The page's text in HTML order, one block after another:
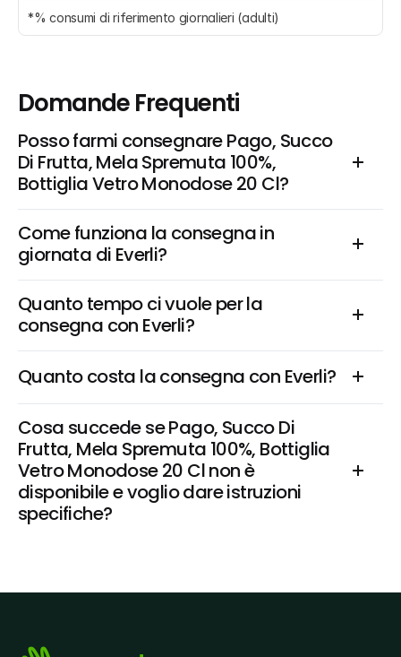
*% consumi di riferimento giornalieri (adulti)
Domande Frequenti
Posso farmi consegnare Pago, Succo
Di Frutta, Mela Spremuta 100%,
Bottiglia Vetro Monodose 20 Cl?
Come funziona la consegna in
giornata di Everli?
Quanto tempo ci vuole per la
consegna con Everli?
Quanto costa la consegna con Everli?
Cosa succede se Pago, Succo Di
Frutta, Mela Spremuta 100%, Bottiglia
Vetro Monodose 20 Cl non è
disponibile e voglio dare istruzioni
specifiche?